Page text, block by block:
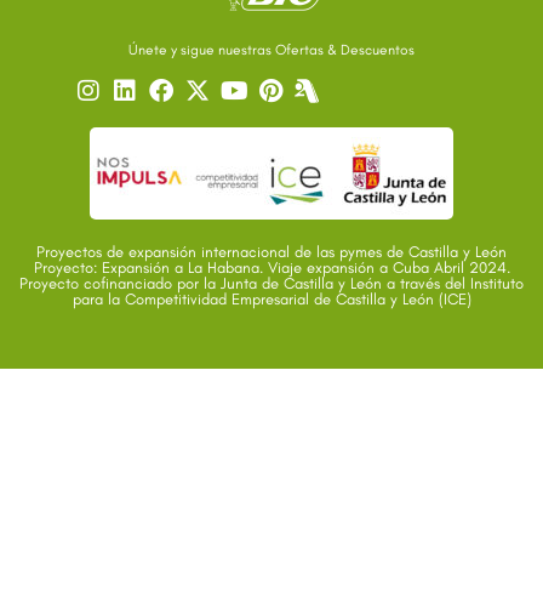
Únete y sigue nuestras Ofertas & Descuentos
Proyectos de expansión internacional de las pymes de Castilla y León
Proyecto: Expansión a La Habana. Viaje expansión a Cuba Abril 2024.
Proyecto cofinanciado por la Junta de Castilla y León a través del Instituto
para la Competitividad Empresarial de Castilla y León (ICE)